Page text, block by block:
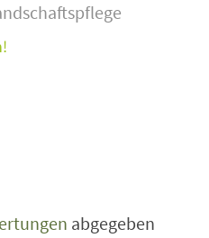
abgegeben